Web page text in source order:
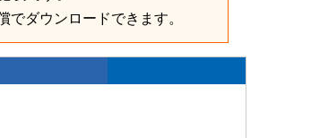
でダウンロードできます。